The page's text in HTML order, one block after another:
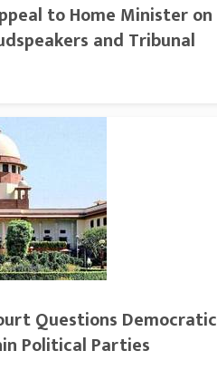
to Home Minister on
and Tribunal
Questions Democratic
Political Parties